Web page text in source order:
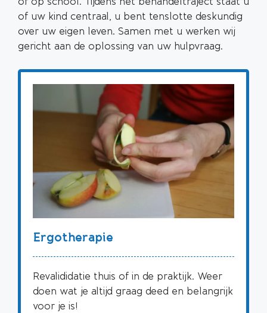
of uw kind centraal, u bent tenslotte deskundig
over uw eigen leven. Samen met u werken wij
gericht aan de oplossing van uw hulpvraag.
Ergotherapie
Revalididatie thuis of in de praktijk. Weer
doen wat je altijd graag deed en belangrijk
voor je is!